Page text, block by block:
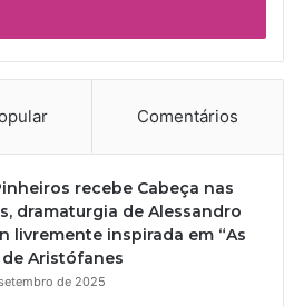
Comentários
recebe Cabeça nas
dramaturgia de Alessandro
livremente inspirada em “As
de Aristófanes
de 2025